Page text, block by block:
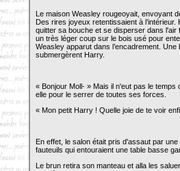
Le maison Weasley rougeoyait, envoyant
Des rires joyeux retentissaient à
quitter sa bouche et se disperser dans l'air
un très léger coup sur le bois usé pour
Weasley apparut dans l’encadrement.
submergèrent Harry.
« Bonjour Moll- » Mais il n'eut pas le
elle pour le serrer de toutes ses forces.
« Mon petit Harry ! Quelle joie de te voir
En effet, le salon était pris d'assaut par
fauteuils qui entouraient une table basse
Le brun retira son manteau et alla les